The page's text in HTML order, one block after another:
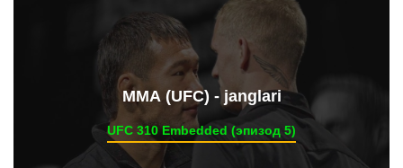
ММА (UFC) - janglari
UFC 310 Embedded (эпизод 5)